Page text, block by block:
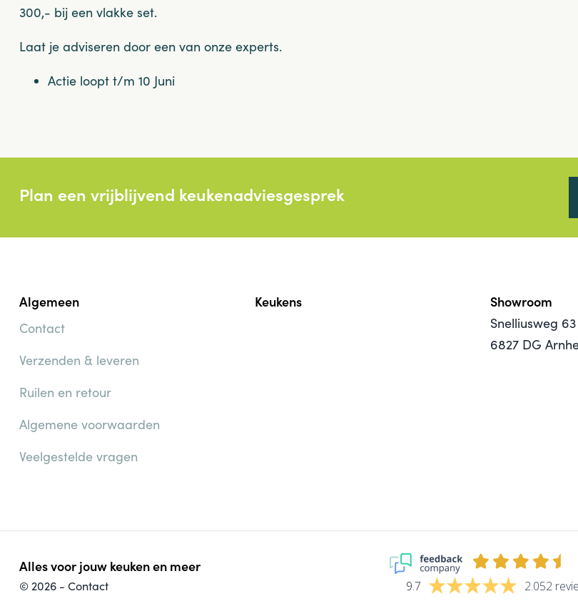
300,- bij een vlakke set.
Laat je adviseren door een van onze experts.
Actie loopt t/m 10 Juni
Plan een vrijblijvend keukenadviesgesprek
Algemeen
Contact
Verzenden & leveren
Ruilen en retour
Algemene voorwaarden
Veelgestelde vragen
Keukens Showroom
Snelliusweg 63
6827 DG
Alles voor jouw keuken en meer
© 2026 - Contact 9.7 2.052